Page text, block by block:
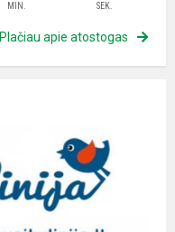
MIN. SEK.
Plačiau apie atostogas